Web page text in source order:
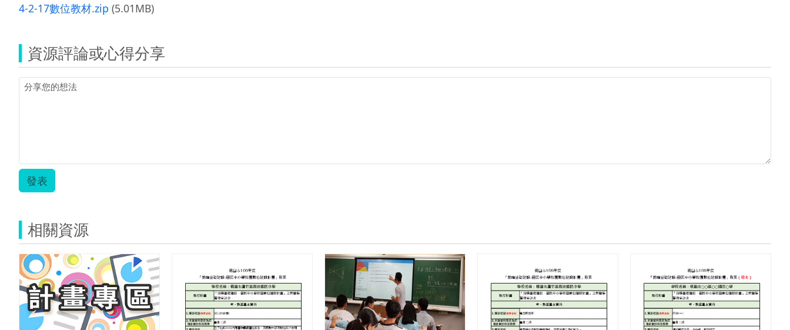
4-2-17數位教材.zip (5.01MB)
資源評論或心得分享
發表
相關資源